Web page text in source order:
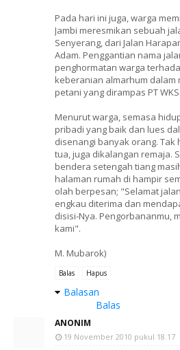
Pada hari ini juga, warga
Jambi meresmikan sebuah
Senyerang, dari Jalan
Adam. Penggantian nama
penghormatan warga
keberanian almarhum
petani yang dirampas PT WKS.
Menurut warga, semasa
pribadi yang baik dan lues
disenangi banyak orang.
tua, juga dikalangan remaja.
bendera setengah tiang
halaman rumah di hampir
olah berpesan; "Selamat
engkau diterima dan
disisi-Nya. Pengorbananmu,
kami".
M. Mubarok)
Balas Hapus
Balasan
Balas
ANONIM
19 November 2010 pukul 18.17